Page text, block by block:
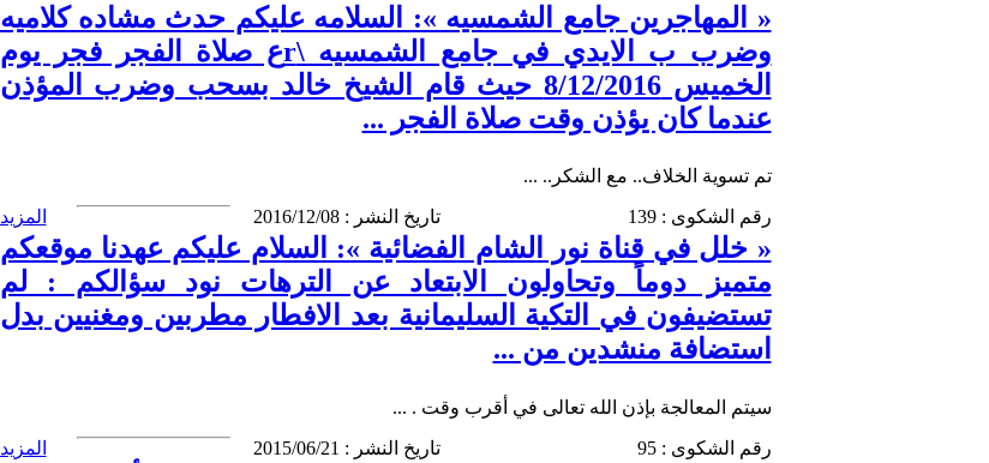
« المهاجرين جامع الشمسيه »: السلامه عليكم حدث مشاده كلاميه
وضرب ب الايدي في جامع الشمسيه \rع صلاة الفجر فجر يوم
الخميس 8/12/2016 حيث قام الشيخ خالد بسحب وضرب المؤذن
عندما كان يؤذن وقت صلاة الفجر ...
تم تسوية الخلاف.. مع الشكر.. ...
رقم الشكوى : 139
تاريخ النشر : 2016/12/08 المزيد
« خلل في قناة نور الشام الفضائية »: السلام عليكم عهدنا موقعكم
متميز دوماً وتحاولون الابتعاد عن الترهات نود سؤالكم : لم
تستضيفون في التكية السليمانية بعد الافطار مطربين ومغنيين بدل
استضافة منشدين من ...
سيتم المعالجة بإذن الله تعالى في أقرب وقت . ...
رقم الشكوى : 95
تاريخ النشر : 2015/06/21 المزيد